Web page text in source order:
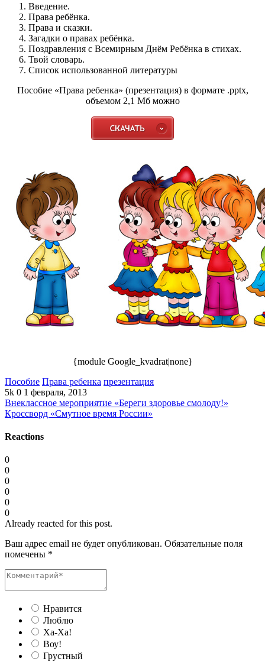
Введение.
Права ребёнка.
Права и сказки.
Загадки о правах ребёнка.
Поздравления с Всемирным Днём Ребёнка в стихах.
Твой словарь.
Список использованной литературы
Пособие «Права ребенка» (презентация) в формате .pptx,
объемом 2,1 Мб можно
{module Google_kvadrat|none}
Пособие Права ребенка презентация
5k 0 1 февраля, 2013
Внеклассное мероприятие «Береги здоровье смолоду!»
Кроссворд «Смутное время России»
Reactions
0
0
0
0
0
0
Already reacted for this post.
Ваш адрес email не будет опубликован. Обязательные поля
помечены *
Нравится
Люблю
Ха-Ха!
Воу!
Грустный